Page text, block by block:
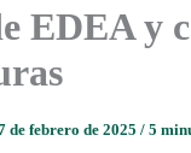
EDEA y
de febrero de 2025 / 5